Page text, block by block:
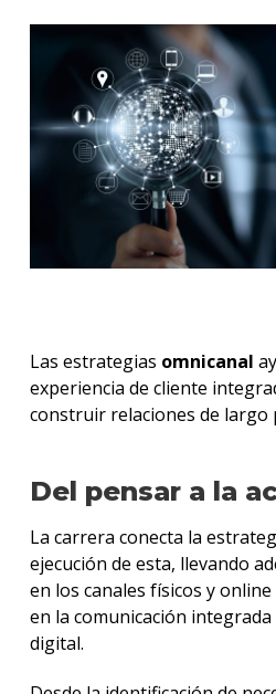
Las estrategias omnicanal
experiencia de cliente
construir relaciones de largo
Del pensar a la
La carrera conecta la
ejecución de esta, llevando
en los canales físicos y
en la comunicación
digital.